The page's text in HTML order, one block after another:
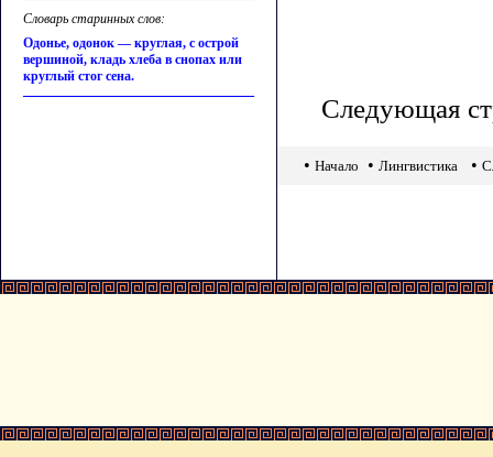
Словарь старинных слов:
Одонье, одонок — круглая, с острой
вершиной, кладь хлеба в снопах или
круглый стог сена.
Следующая
• Начало • Лингвистика •